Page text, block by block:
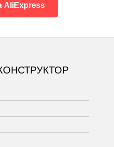
AliExpress